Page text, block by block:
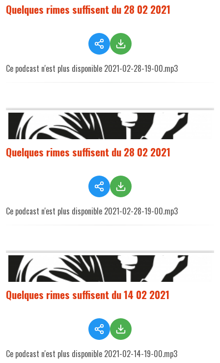
Quelques rimes suffisent du 28 02 2021
Ce podcast n'est plus disponible 2021-02-28-19-00.mp3
Quelques rimes suffisent du 28 02 2021
Ce podcast n'est plus disponible 2021-02-28-19-00.mp3
Quelques rimes suffisent du 14 02 2021
Ce podcast n'est plus disponible 2021-02-14-19-00.mp3